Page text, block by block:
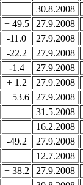
30.8.2008
+ 49.5 27.9.2008
-11.0 27.9.2008
-22.2 27.9.2008
-1.4 27.9.2008
+ 1.2 27.9.2008
+ 53.6 27.9.2008
31.5.2008
16.2.2008
-49.2 27.9.2008
12.7.2008
+ 38.2 27.9.2008